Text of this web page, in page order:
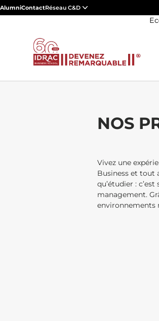
AlumniContactRéseau C&D
NOS
Vivez une
Business et tout
qu’étudier :
management.
environnements